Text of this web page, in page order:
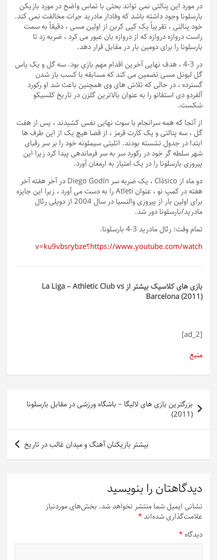
در مورد این پنالتی نمی تواند بحثی با تماس واضح در مورد بازیکن
بارسلونا وجود داشته باشد که وفادار مادرید جرات مخالفت نمی کند.
خود پنالتی ، تقریباً یک کپی کربن از اولین مسی ، دقیقاً به سمت
راست دروازه دروازه که از دروازه بان عبور می کرد ، ضربه زد تا
بارسلونا را برای دومین بار در مقابل قرار دهد.
در 3-4 ، هدف نهایی آخرین اقدام مهم بازی بود. سه گل و یک پاس
گل لیونل مسی تضمین می کند که مسابقه با کسب باز شدن
گسترده ، در حالی که تلاش های وی همچنین باعث شد او رکورد
آلفردو دی استفانو را به عنوان بالاترین گلزن در تاریخ کلسیکو
شکست.
از آنجا که همه سرانجام با سوت نهایی نفس کشیدند ، پس از هفت
گل ، سه پنالتی و یک کارت قرمز ، از قضا هیچ یک از این طرف ها
ابتدا در جدول نشسته بودند. اتلیتی سیمئونه خود را بر سر رقبای
شهر سلطه گر خود در رکورد سر به سر فرماندهی پیدا کرد زیرا این
پیروزی بارسلونا را در یک امتیاز به ارمغان آورد.
دو ماه از Clásico ، یک ضربه سر Diego Godín در آخر هفته آخر
هفته در کمپ نو ، عنوان Atleti را به دست می آورد ، زیرا این جایزه
برای اولین بار از پیروزی والنسیا در سال 2004 از دوپلی رئال
مادرید/بارسلونا دور شد.
تمام وقت: رئال مادرید 3-4 بارسلونا.
https://www.youtube.com/watch؟v=ku9vbsrybze
بازی های کلاسیک بیشتر از La Liga – Athletic Club vs
Barcelona (2011)
[ad_2]
منبع
راهبری
نوشتهبزرگترین بازی های لالیگا – باشگاه ورزشی در مقابل بارسلونا
(2011)
بیشتر بازیکنان آهنگ و میدان غالب در تاریخ
دیدگاهتان را بنویسید
نشانی ایمیل شما منتشر نخواهد شد. بخش‌های موردنیاز
علامت‌گذاری شده‌اند*
دیدگاه*